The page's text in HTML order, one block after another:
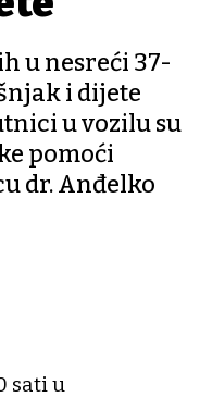
u nesreći 37-
i dijete
u vozilu su
pomoći
dr. Anđelko
sati u